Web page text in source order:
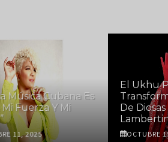
Música Cubana Es
Mi Fuerza Y Mi
11, 2025
El Ukhu
De
Lambertin
OCTUBRE